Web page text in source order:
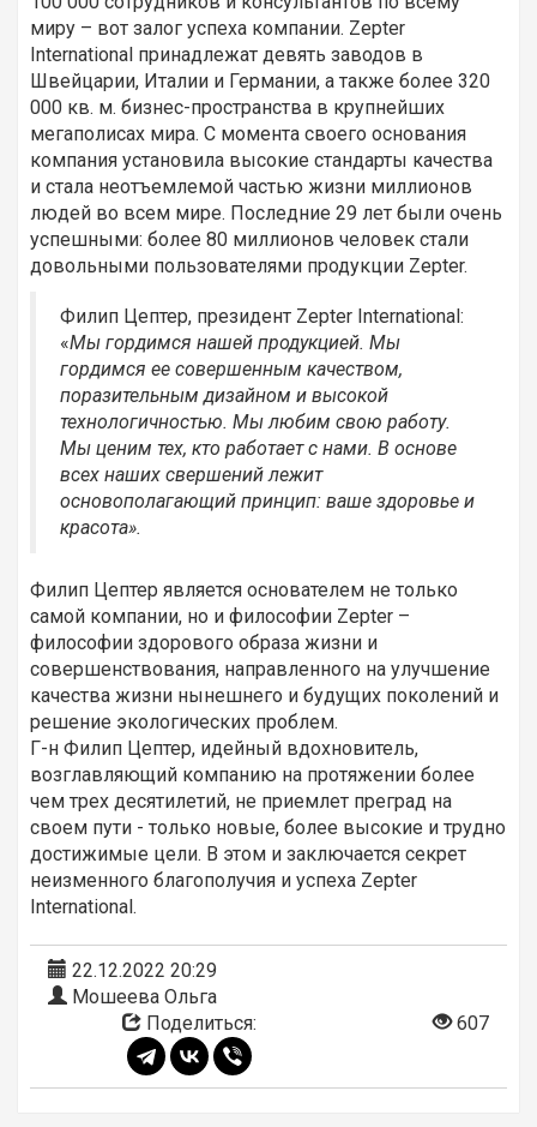
миру – вот залог успеха компании. Zepter
International принадлежат девять заводов в
Швейцарии, Италии и Германии, а также более 320
000 кв. м. бизнес-пространства в крупнейших
мегаполисах мира. С момента своего основания
компания установила высокие стандарты качества
и стала неотъемлемой частью жизни миллионов
людей во всем мире. Последние 29 лет были очень
успешными: более 80 миллионов человек стали
довольными пользователями продукции Zepter.
Филип Цептер, президент Zepter International:
«Мы гордимся нашей продукцией. Мы
гордимся ее совершенным качеством,
поразительным дизайном и высокой
технологичностью. Мы любим свою работу.
Мы ценим тех, кто работает с нами. В основе
всех наших свершений лежит
основополагающий принцип: ваше здоровье и
красота».
Филип Цептер является основателем не только
самой компании, но и философии Zepter –
философии здорового образа жизни и
совершенствования, направленного на улучшение
качества жизни нынешнего и будущих поколений и
решение экологических проблем.
Г-н Филип Цептер, идейный вдохновитель,
возглавляющий компанию на протяжении более
чем трех десятилетий, не приемлет преград на
своем пути - только новые, более высокие и трудно
достижимые цели. В этом и заключается секрет
неизменного благополучия и успеха Zepter
International.
22.12.2022 20:29
Мошеева Ольга
Поделиться:
607